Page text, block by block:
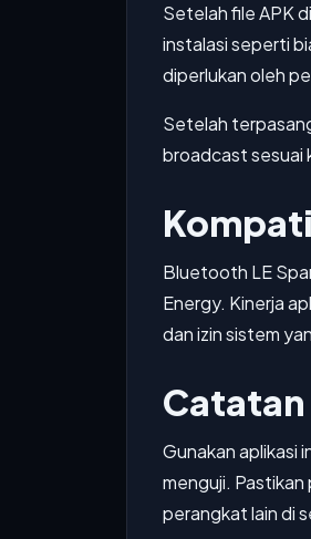
Setelah file APK
instalasi seperti
diperlukan oleh
Setelah
broadcast sesuai
Bluetooth LE
Energy. Kinerja
dan izin sistem
Gunakan aplikasi
menguji.
perangkat lain di